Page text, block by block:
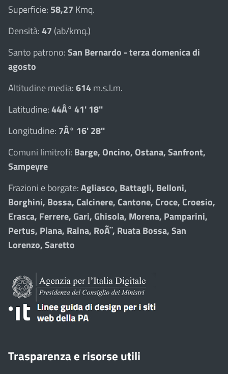
Superficie: 58,27 Kmq.
Densità:47 (ab/kmq.)
Santo patrono:San Bernardo - terza domenica di
agosto
Altitudine media:614m.s.l.m.
Latitudine:44Â° 41' 18''
Longitudine: 7Â° 16' 28''
Comuni limitrofi: Barge, Oncino, Ostana, Sanfront,
Sampeyre
Frazioni e borgate:Agliasco, Battagli, Belloni,
Borghini, Bossa, Calcinere, Cantone, Croce, Croesio,
Erasca, Ferrere, Gari, Ghisola, Morena, Pamparini,
Pertus, Piana, Raina, RoÃ¨, Ruata Bossa, San
Lorenzo, Saretto
Trasparenza e risorse utili